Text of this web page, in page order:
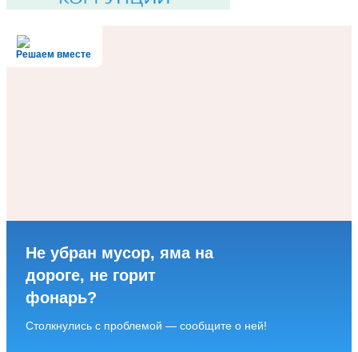
Решаем вместе
Не убран мусор, яма на
дороге, не горит
фонарь?
Столкнулись с проблемой — сообщите о ней!